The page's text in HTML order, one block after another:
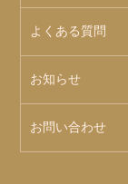
よくある質問
お知らせ
お問い合わせ